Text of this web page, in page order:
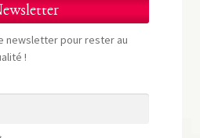
newsletter pour rester au
!